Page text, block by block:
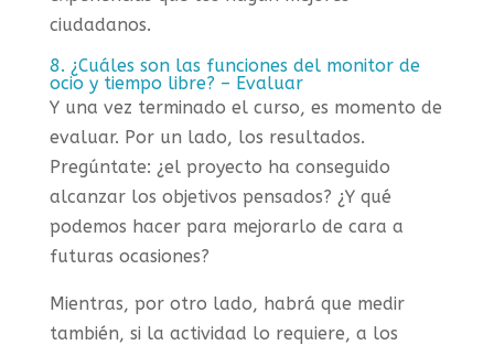
ciudadanos.
8. ¿Cuáles son las funciones del monitor de
ocio y tiempo libre? – Evaluar
Y una vez terminado el curso, es momento de
evaluar. Por un lado, los resultados.
Pregúntate: ¿el proyecto ha conseguido
alcanzar los objetivos pensados? ¿Y qué
podemos hacer para mejorarlo de cara a
futuras ocasiones?
Mientras, por otro lado, habrá que medir
también, si la actividad lo requiere, a los